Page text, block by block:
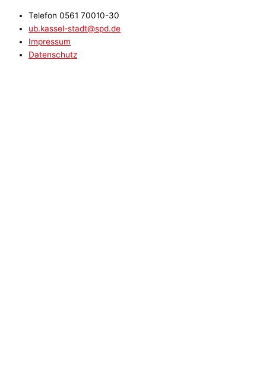
Telefon 0561 70010-30
ub.kassel-stadt@spd.de
Impressum
Datenschutz